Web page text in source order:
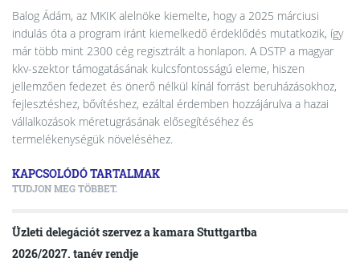
Balog Ádám, az MKIK alelnöke kiemelte, hogy a 2025 márciusi
indulás óta a program iránt kiemelkedő érdeklődés mutatkozik, így
már több mint 2300 cég regisztrált a honlapon. A DSTP a magyar
kkv-szektor támogatásának kulcsfontosságú eleme, hiszen
jellemzően fedezet és önerő nélkül kínál forrást beruházásokhoz,
fejlesztéshez, bővítéshez, ezáltal érdemben hozzájárulva a hazai
vállalkozások méretugrásának elősegítéséhez és
termelékenységük növeléséhez.
KAPCSOLÓDÓ TARTALMAK
TUDJON MEG TÖBBET.
Üzleti delegációt szervez a kamara Stuttgartba
2026/2027. tanév rendje